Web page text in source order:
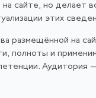
сайте, но делает
этих
размещённой на
полноты и
Аудитория